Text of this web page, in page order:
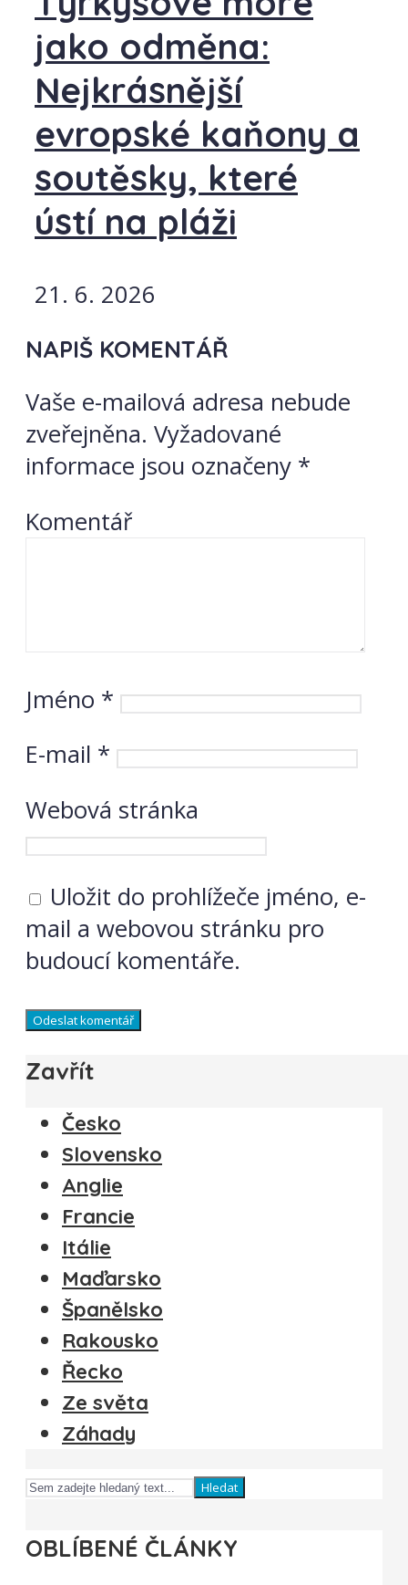
jako odměna:
Nejkrásnější
evropské kaňony a
soutěsky, které
ústí na pláži
21. 6. 2026
NAPIŠ KOMENTÁŘ
Vaše e-mailová adresa nebude
zveřejněna. Vyžadované
informace jsou označeny *
Komentář
Jméno *
E-mail *
Webová stránka
Uložit do prohlížeče jméno, e-
mail a webovou stránku pro
budoucí komentáře.
Zavřít
Česko
Slovensko
Anglie
Francie
Itálie
Maďarsko
Španělsko
Rakousko
Řecko
Ze světa
Záhady
Hledat
OBLÍBENÉ ČLÁNKY